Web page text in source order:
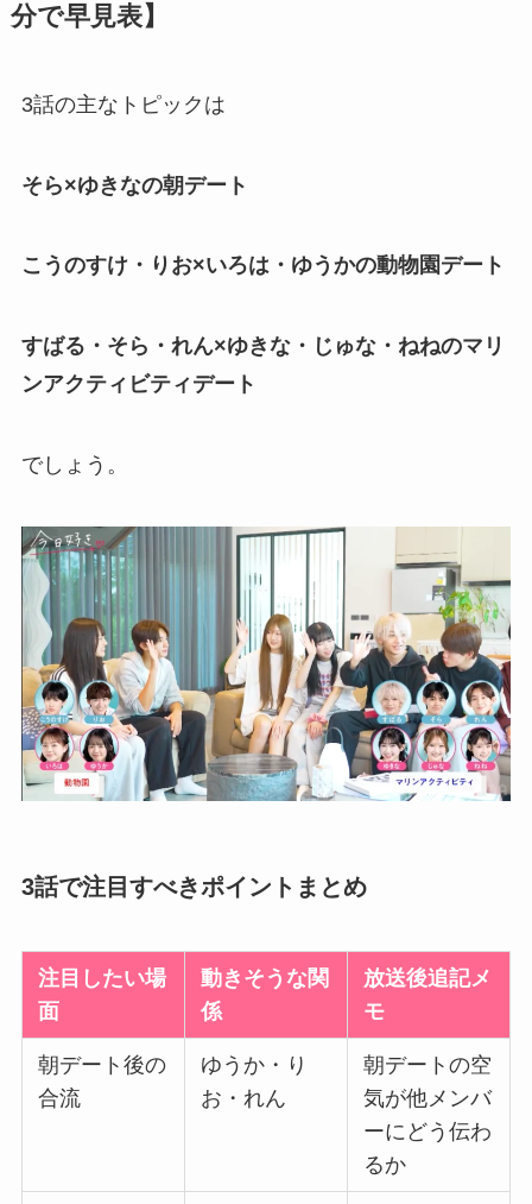
分で早見表】
3話の主なトピックは
そら×ゆきなの朝デート
こうのすけ・りお×いろは・ゆうかの動物園デート
すばる・そら・れん×ゆきな・じゅな・ねねのマリ
ンアクティビティデート
でしょう。
3話で注目すべきポイントまとめ
注目したい場
面
動きそうな関
係
放送後追記メ
モ
朝デート後の
合流
ゆうか・り
お・れん
朝デートの空
気が他メンバ
ーにどう伝わ
るか